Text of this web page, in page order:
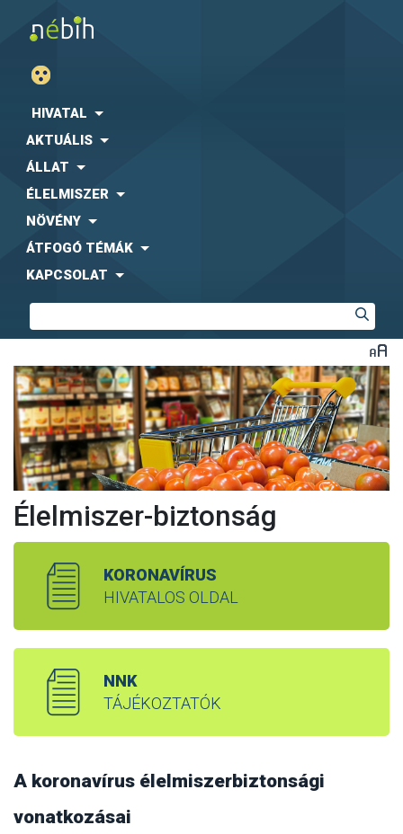
HIVATAL
AKTUÁLIS
ÁLLAT
ÉLELMISZER
NÖVÉNY
ÁTFOGÓ TÉMÁK
KAPCSOLAT
Élelmiszer-biztonság
KORONAVÍRUS
HIVATALOS OLDAL
NNK
TÁJÉKOZTATÓK
A koronavírus élelmiszerbiztonsági
vonatkozásai